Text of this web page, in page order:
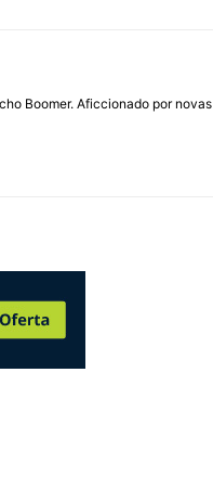
Boomer. Aficcionado por novas